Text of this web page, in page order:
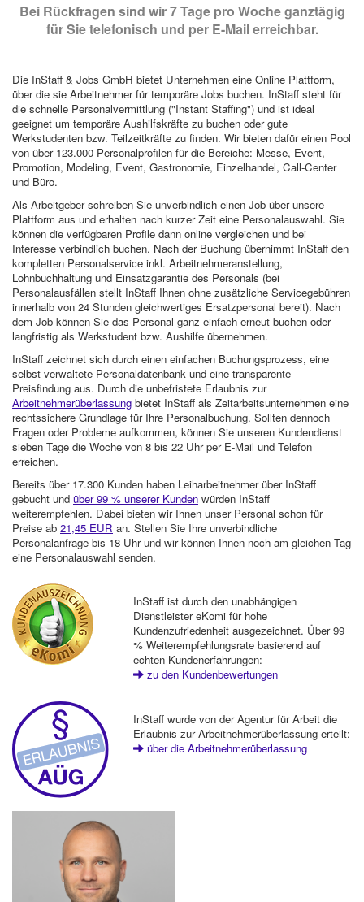
Bei Rückfragen sind wir 7 Tage pro Woche ganztägig
für Sie telefonisch und per E-Mail erreichbar.
Die InStaff & Jobs GmbH bietet Unternehmen eine Online Plattform,
über die sie Arbeitnehmer für temporäre Jobs buchen. InStaff steht für
die schnelle Personalvermittlung ("Instant Staffing") und ist ideal
geeignet um temporäre Aushilfskräfte zu buchen oder gute
Werkstudenten bzw. Teilzeitkräfte zu finden. Wir bieten dafür einen Pool
von über 123.000 Personalprofilen für die Bereiche: Messe, Event,
Promotion, Modeling, Event, Gastronomie, Einzelhandel, Call-Center
und Büro.
Als Arbeitgeber schreiben Sie unverbindlich einen Job über unsere
Plattform aus und erhalten nach kurzer Zeit eine Personalauswahl. Sie
können die verfügbaren Profile dann online vergleichen und bei
Interesse verbindlich buchen. Nach der Buchung übernimmt InStaff den
kompletten Personalservice inkl. Arbeitnehmeranstellung,
Lohnbuchhaltung und Einsatzgarantie des Personals (bei
Personalausfällen stellt InStaff Ihnen ohne zusätzliche Servicegebühren
innerhalb von 24 Stunden gleichwertiges Ersatzpersonal bereit). Nach
dem Job können Sie das Personal ganz einfach erneut buchen oder
langfristig als Werkstudent bzw. Aushilfe übernehmen.
InStaff zeichnet sich durch einen einfachen Buchungsprozess, eine
selbst verwaltete Personaldatenbank und eine transparente
Preisfindung aus. Durch die unbefristete Erlaubnis zur
Arbeitnehmerüberlassung bietet InStaff als Zeitarbeitsunternehmen eine
rechtssichere Grundlage für Ihre Personalbuchung. Sollten dennoch
Fragen oder Probleme aufkommen, können Sie unseren Kundendienst
sieben Tage die Woche von 8 bis 22 Uhr per E-Mail und Telefon
erreichen.
Bereits über 17.300 Kunden haben Leiharbeitnehmer über InStaff
gebucht und über 99 % unserer Kunden würden InStaff
weiterempfehlen. Dabei bieten wir Ihnen unser Personal schon für
Preise ab 21,45 EUR an. Stellen Sie Ihre unverbindliche
Personalanfrage bis 18 Uhr und wir können Ihnen noch am gleichen Tag
eine Personalauswahl senden.
InStaff ist durch den unabhängigen
Dienstleister eKomi für hohe
Kundenzufriedenheit ausgezeichnet. Über 99
% Weiterempfehlungsrate basierend auf
echten Kundenerfahrungen:
zu den Kundenbewertungen
InStaff wurde von der Agentur für Arbeit die
Erlaubnis zur Arbeitnehmerüberlassung erteilt:
über die Arbeitnehmerüberlassung